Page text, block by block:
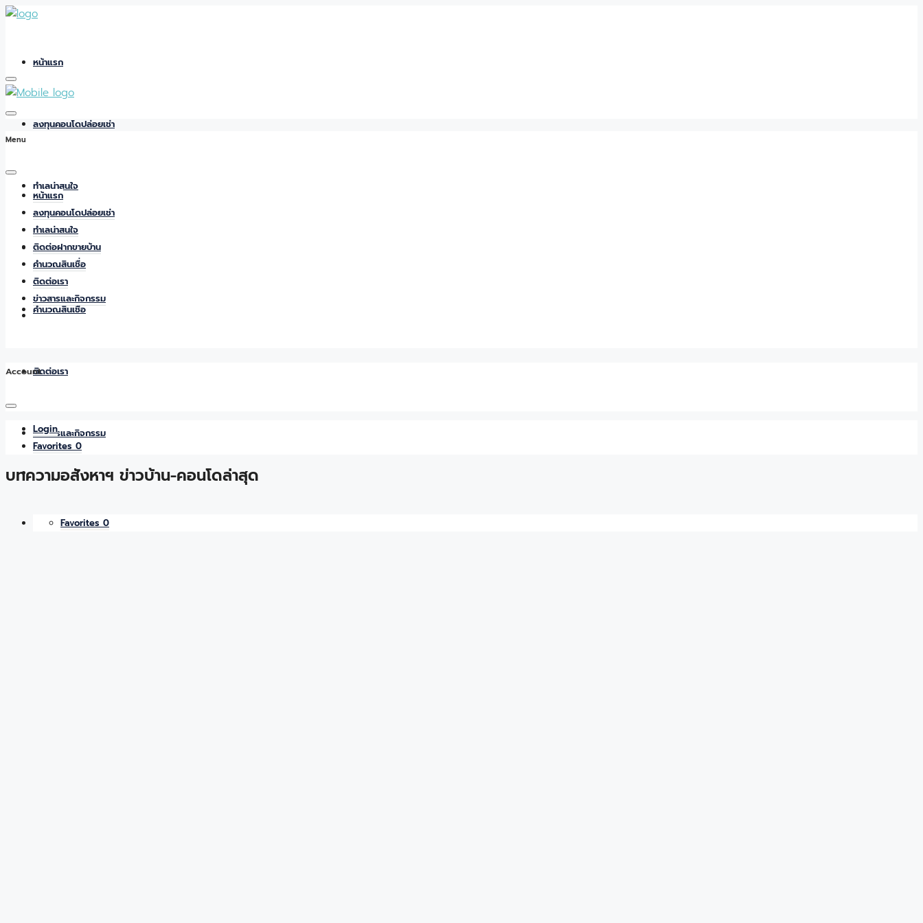
หน้าแรก
ลงทุนคอนโดปล่อยเช่า
ทำเลน่าสนใจ
ติดต่อฝากขายบ้าน
คำนวณสินเชื่อ
ติดต่อเรา
ข่าวสารและกิจกรรม
Favorites 0
Menu
หน้าแรก
ลงทุนคอนโดปล่อยเช่า
ทำเลน่าสนใจ
ติดต่อฝากขายบ้าน
คำนวณสินเชื่อ
ติดต่อเรา
ข่าวสารและกิจกรรม
Account
Login
Favorites 0
บทความอสังหาฯ ข่าวบ้าน-คอนโดล่าสุด